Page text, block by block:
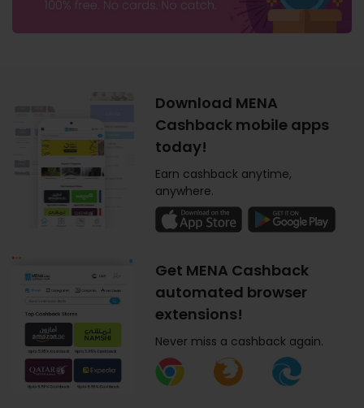
Download MENA
Cashback mobile apps
today!
Earn cashback anytime,
anywhere.
Get MENA Cashback
automated browser
extensions!
Never miss a cashback again.